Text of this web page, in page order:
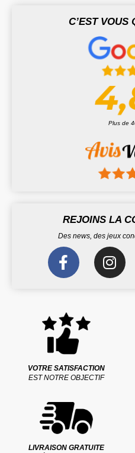
C’EST VOUS
Plus de
REJOINS LA
Des news, des jeux
VOTRE SATISFACTION
EST NOTRE OBJECTIF
LIVRAISON GRATUITE